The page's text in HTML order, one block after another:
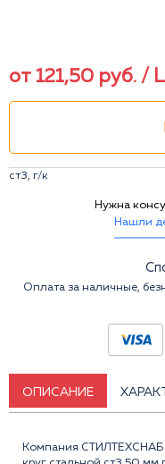
от 121,50 руб. /
ст3, г/к
Нужна
Нашли
Оплата за наличные,
ОПИСАНИЕ
Компания СТИЛТЕХСНАБ